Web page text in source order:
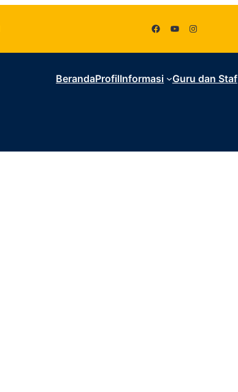
Facebook YouTube Instagram
BerandaProfilInformasi Guru dan Staf